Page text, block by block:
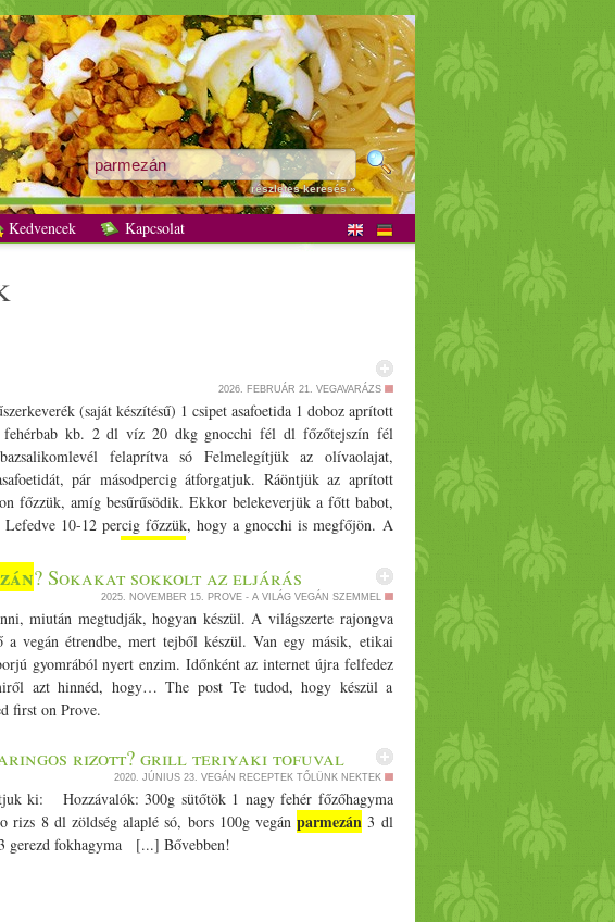
részletes keresés »
Kedvencek Kapcsolat
2026. FEBRUÁR 21. VEGAVARÁZS
(saját készítésű) 1 csipet asafoetida 1 doboz aprított
fehérbab kb. 2 dl víz 20 dkg gnocchi fél dl főzőtejszín fél
felaprítva só Felmelegítjük az olívaolajat,
pár másodpercig átforgatjuk. Ráöntjük az aprított
főzzük, amíg besűrűsödik. Ekkor belekeverjük a főtt babot,
10-12 percig főzzük, hogy a gnocchi is megfőjön. A
parmezánt, alaposan összekeverjük, és még
? Sokakat sokkolt az eljárás
2025. NOVEMBER 15. PROVE - A VILÁG VEGÁN SZEMMEL
miután megtudják, hogyan készül. A világszerte rajongva
a vegán étrendbe, mert tejből készül. Van egy másik, etikai
gyomrából nyert enzim. Időnként az internet újra felfedez
azt hinnéd, hogy… The post Te tudod, hogy készül a
first on Prove.
rizott? grill teriyaki tofuval
2020. JÚNIUS 23. VEGÁN RECEPTEK TŐLÜNK NEKTEK
ki: Hozzávalók: 300g sütőtök 1 nagy fehér főzőhagyma
rizs 8 dl zöldség alaplé só, bors 100g vegánparmezán 3 dl
gerezd fokhagyma [...] Bővebben!